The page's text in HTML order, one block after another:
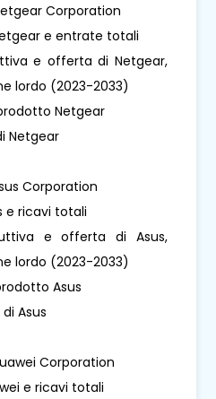
Corporation
e entrate totali
e offerta di Netgear,
lordo (2023-2033)
Netgear
Netgear
Corporation
e ricavi totali
e offerta di Asus,
lordo (2023-2033)
Asus
Asus
Corporation
e ricavi totali